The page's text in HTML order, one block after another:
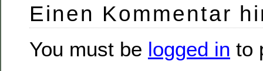
Einen Kommentar
You must be logged in to